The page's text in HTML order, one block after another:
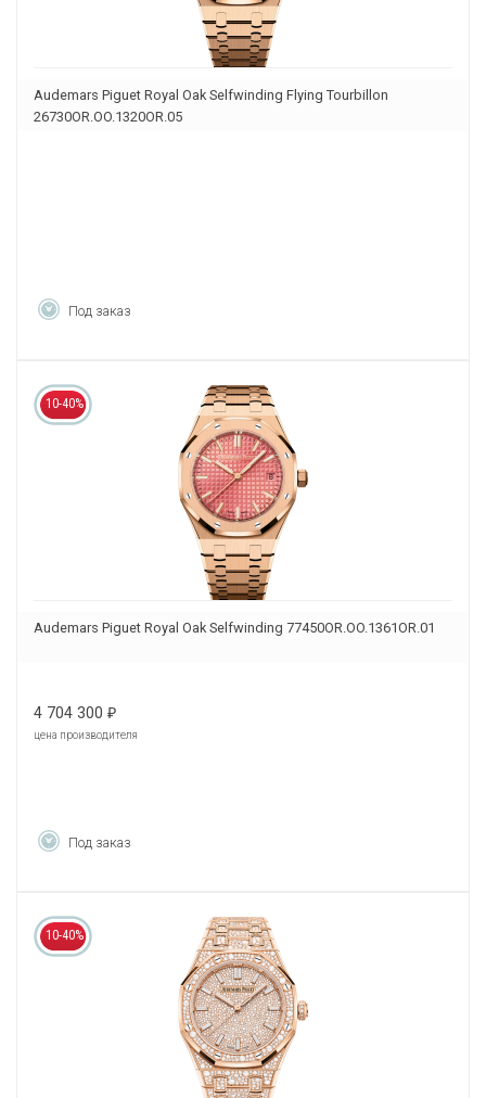
Audemars Piguet Royal Oak Selfwinding Flying Tourbillon
26730OR.OO.1320OR.05
Под заказ
10-40%
Audemars Piguet Royal Oak Selfwinding 77450OR.OO.1361OR.01
4 704 300 ₽
цена производителя
Под заказ
10-40%